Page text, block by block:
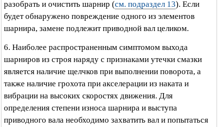
разобрать и очистить шарнир (см. подраздел 13). Если
будет обнаружено повреждение одного из элементов
шарнира, замене подлежит приводной вал целиком.
6. Наиболее распространенным симптомом выхода
шарниров из строя наряду с признаками утечки смазки
является наличие щелчков при выполнении поворота, а
также наличие грохота при акселерации из наката и
вибрации на высоких скоростях движения. Для
определения степени износа шарнира и выступа
приводного вала необходимо захватить вал и попытаться